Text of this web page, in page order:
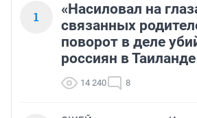
1
«Насиловал на
связанных
поворот в деле
россиян в Таиланде
14 240 8